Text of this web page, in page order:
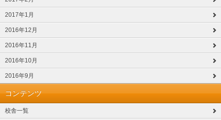
2017年1月
2016年12月
2016年11月
2016年10月
2016年9月
コンテンツ
校舎一覧